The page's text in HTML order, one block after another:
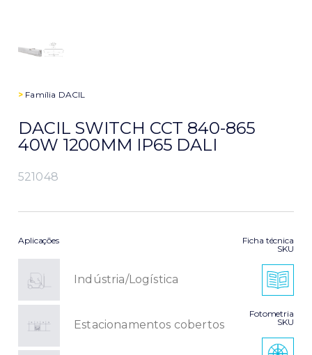
> Família DACIL
DACIL SWITCH CCT 840-865
40W 1200MM IP65 DALI
521048
Aplicações
Indústria/Logística
Estacionamentos cobertos
Ficha técnica
SKU
Fotometria
SKU